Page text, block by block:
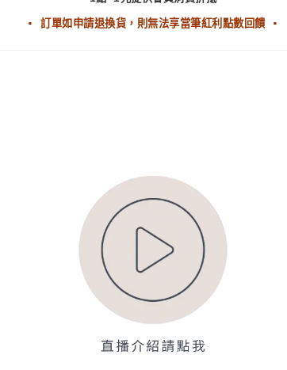
▪ 訂單如申請退換貨，則無法享當筆紅利點數回饋 ▪